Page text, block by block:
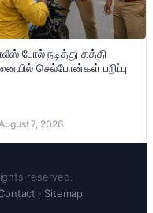
போல் நடித்து கத்தி
செல்போன்கள் பறிப்பு
7, 2026
reserved.
· Sitemap